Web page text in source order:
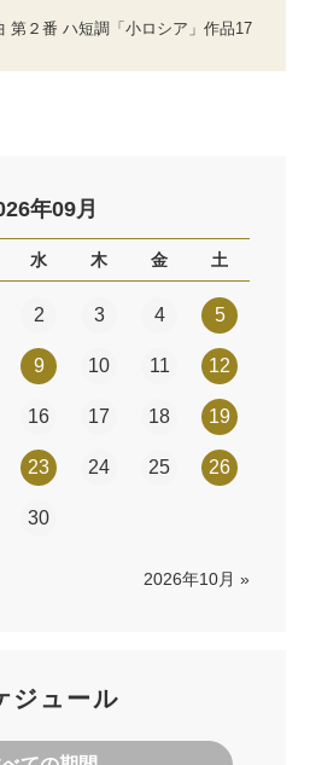
第２番 ハ短調「小ロシア」作品17
年09月
水 木 金 土
2 3 4 5
9 10 11 12
16 17 18 19
23 24 25 26
30
2026年10月 »
ジュール